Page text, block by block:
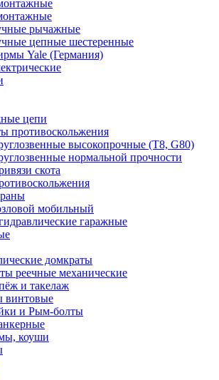
рычажные
цепные шестеренные
Yale (Германия)
цепи
противоскольжения
высокопрочные (Т8, G80)
нормальной прочности
скота
мобильный
гаражные
домкраты
реечные механические
и такелаж
винтовые
и Рым-болты
коуши